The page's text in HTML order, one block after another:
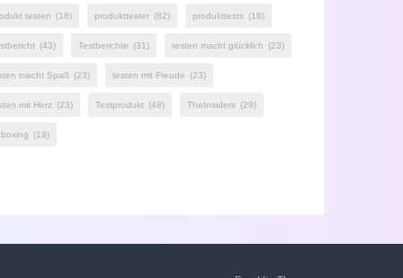
testen (18) produkttester (82) produkttests (18)
(43) Testberichte (31) testen macht glücklich (23)
macht Spaß (23) testen mit Freude (23)
mit Herz (23) Testprodukt (48) TheInsiders (29)
(19)